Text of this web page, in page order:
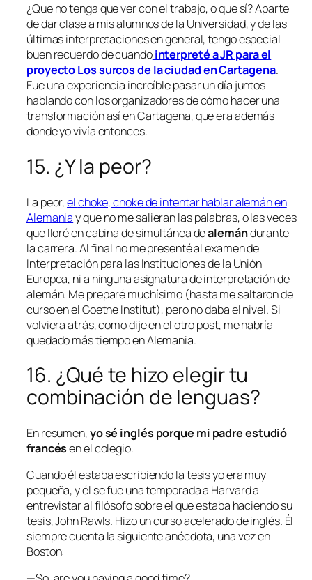
¿Que no tenga que ver con el trabajo, o que sí? Aparte
de dar clase a mis alumnos de la Universidad, y de las
últimas interpretaciones en general, tengo especial
buen recuerdo de cuandointerpreté a JR para el
proyecto Los surcos de la ciudad en Cartagena.
Fue una experiencia increíble pasar un día juntos
hablando con los organizadores de cómo hacer una
transformación así en Cartagena, que era además
donde yo vivía entonces.
15. ¿Y la peor?
La peor,elchoke, chokede intentar hablar alemán en
Alemaniay que no me salieran las palabras, o las veces
que lloré en cabina de simultánea dealemándurante
la carrera. Al final no me presenté al examen de
Interpretación para las Instituciones de la Unión
Europea, ni a ninguna asignatura de interpretación de
alemán. Me preparé muchísimo (hasta me saltaron de
curso en el Goethe Institut), pero no daba el nivel. Si
volviera atrás, como dije en el otro post, me habría
quedado más tiempo en Alemania.
16. ¿Qué te hizo elegir tu
combinación de lenguas?
En resumen,yo sé inglés porque mi padre estudió
francésen el colegio.
Cuando él estaba escribiendo la tesis yo era muy
pequeña, y él se fue una temporada a Harvard a
entrevistar al filósofo sobre el que estaba haciendo su
tesis, John Rawls. Hizo un curso acelerado de inglés. Él
siempre cuenta la siguiente anécdota, una vez en
Boston: